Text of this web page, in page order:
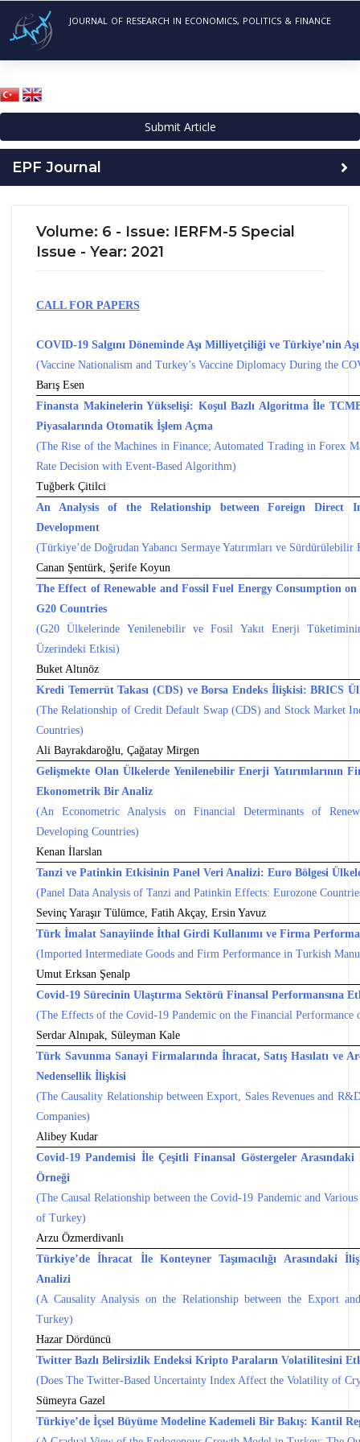
JOURNAL OF RESEARCH IN ECONOMICS, POLITICS & FINANCE
Submit Article
EPF Journal
Volume: 6 - Issue: IERFM-5 Special
Issue - Year: 2021
CALL FOR PAPERS
COVID-19 Salgını Döneminde Aşı Milliyetçiliği ve Türkiye’nin
(Vaccine Nationalism and Turkey’s Vaccine Diplomacy During the
Barış Esen
Finansta Makinelerin Yükselişi: Koşul Bazlı Algoritma İle
Piyasalarında Otomatik İşlem Açma
(The Rise of the Machines in Finance; Automated Trading in Forex
Rate Decision with Event-Based Algorithm)
Tuğberk Çitilci
An Analysis of the Relationship between Foreign Direct
Development
(Türkiye’de Doğrudan Yabancı Sermaye Yatırımları ve
Canan Şentürk, Şerife Koyun
The Effect of Renewable and Fossil Fuel Energy Consumption
G20 Countries
(G20 Ülkelerinde Yenilenebilir ve Fosil Yakıt Enerji
Üzerindeki Etkisi)
Buket Altınöz
Kredi Temerrüt Takası (CDS) ve Borsa Endeks İlişkisi: BRICS
(The Relationship of Credit Default Swap (CDS) and Stock Market
Countries)
Ali Bayrakdaroğlu, Çağatay Mirgen
Gelişmekte Olan Ülkelerde Yenilenebilir Enerji Yatırımlarının
Ekonometrik Bir Analiz
(An Econometric Analysis on Financial Determinants of
Developing Countries)
Kenan İlarslan
Tanzi ve Patinkin Etkisinin Panel Veri Analizi: Euro Bölgesi
(Panel Data Analysis of Tanzi and Patinkin Effects: Eurozone
Sevinç Yaraşır Tülümce, Fatih Akçay, Ersin Yavuz
Türk İmalat Sanayiinde İthal Girdi Kullanımı ve Firma
(Imported Intermediate Goods and Firm Performance in Turkish
Umut Erksan Şenalp
Covid-19 Sürecinin Ulaştırma Sektörü Finansal Performansına
(The Effects of the Covid-19 Pandemic on the Financial Performance
Serdar Alnıpak, Süleyman Kale
Türk Savunma Sanayi Firmalarında İhracat, Satış Hasılatı ve
Nedensellik İlişkisi
(The Causality Relationship between Export, Sales Revenues and
Companies)
Alibey Kudar
Covid-19 Pandemisi İle Çeşitli Finansal Göstergeler
Örneği
(The Causal Relationship between the Covid-19 Pandemic and
of Turkey)
Arzu Özmerdivanlı
Türkiye’de İhracat İle Konteyner Taşımacılığı Arasındaki
Analizi
(A Causality Analysis on the Relationship between the Export
Turkey)
Hazar Dördüncü
Twitter Bazlı Belirsizlik Endeksi Kripto Paraların Volatilitesini
(Does The Twitter-Based Uncertainty Index Affect the Volatility of
Sümeyra Gazel
Türkiye’de İçsel Büyüme Modeline Kademeli Bir Bakış: Kantil